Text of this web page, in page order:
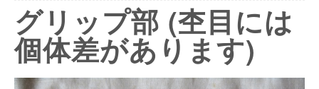
グリップ部 (杢目には
個体差があります)